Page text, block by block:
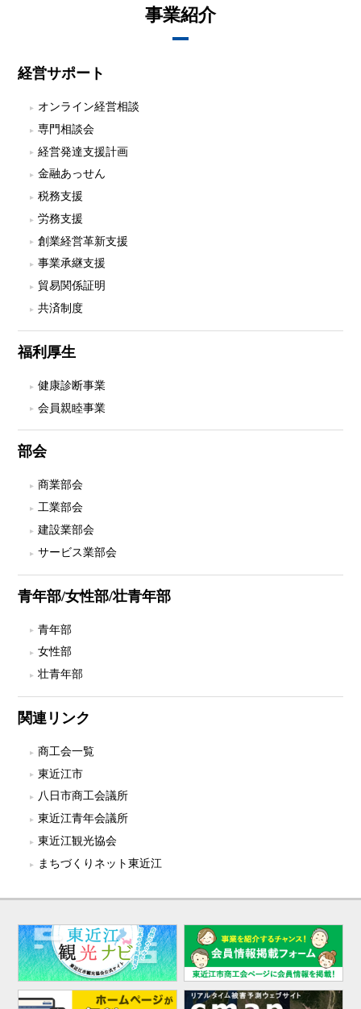
事業紹介
経営サポート
オンライン経営相談
専門相談会
経営発達支援計画
金融あっせん
税務支援
労務支援
創業経営革新支援
事業承継支援
貿易関係証明
共済制度
福利厚生
健康診断事業
会員親睦事業
部会
商業部会
工業部会
建設業部会
サービス業部会
青年部/女性部/壮青年部
青年部
女性部
壮青年部
関連リンク
商工会一覧
東近江市
八日市商工会議所
東近江青年会議所
東近江観光協会
まちづくりネット東近江